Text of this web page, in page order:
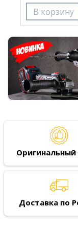
Оригинальный
Доставка по